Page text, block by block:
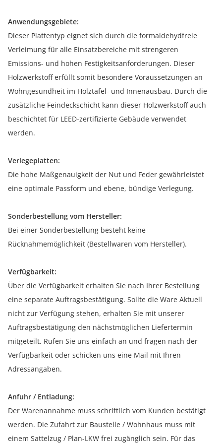
Anwendungsgebiete:
Dieser Plattentyp eignet sich durch die formaldehydfreie
Verleimung für alle Einsatzbereiche mit strengeren
Emissions- und hohen Festigkeitsanforderungen. Dieser
Holzwerkstoff erfüllt somit besondere Voraussetzungen an
Wohngesundheit im Holztafel- und Innenausbau. Durch die
zusätzliche Feindeckschicht kann dieser Holzwerkstoff auch
beschichtet für LEED-zertifizierte Gebäude verwendet
werden.
Verlegeplatten:
Die hohe Maßgenauigkeit der Nut und Feder gewährleistet
eine optimale Passform und ebene, bündige Verlegung.
Sonderbestellung vom Hersteller:
Bei einer Sonderbestellung besteht keine
Rücknahmemöglichkeit (Bestellwaren vom Hersteller).
Verfügbarkeit:
Über die Verfügbarkeit erhalten Sie nach Ihrer Bestellung
eine separate Auftragsbestätigung. Sollte die Ware Aktuell
nicht zur Verfügung stehen, erhalten Sie mit unserer
Auftragsbestätigung den nächstmöglichen Liefertermin
mitgeteilt. Rufen Sie uns einfach an und fragen nach der
Verfügbarkeit oder schicken uns eine Mail mit Ihren
Adressangaben.
Anfuhr / Entladung:
Der Warenannahme muss schriftlich vom Kunden bestätigt
werden. Die Zufahrt zur Baustelle / Wohnhaus muss mit
einem Sattelzug / Plan-LKW frei zugänglich sein. Für das